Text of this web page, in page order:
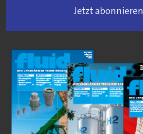
Jetzt abonnieren